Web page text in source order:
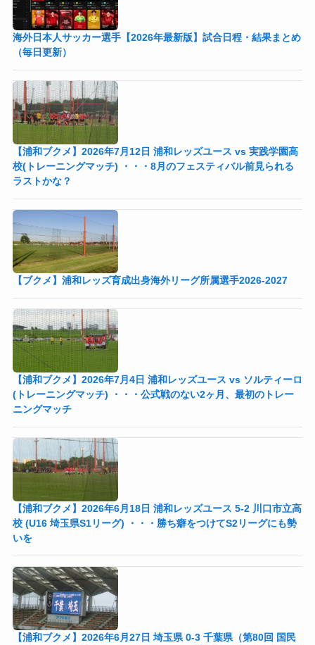
海外日本人サッカー選手【2026年最新版】試合日程・結果まとめ
（毎日更新）
【浦和ブクメ】2026年7月12日 浦和レッズユース vs 実践学園高
校(トレーニングマッチ) ・・・8月のフェスティバル前見られる
ラストかな？
【ブクメ】浦和レッズ育成出身海外リーグ所属選手2026-2027
【浦和ブクメ】2026年7月4日 浦和レッズユース vs ソルティーロ
(トレーニングマッチ) ・・・公式戦のない2ヶ月、最初のトレー
ニングマッチ
【浦和ブクメ】2026年6月18日 浦和レッズユース 5-2 川口市立高
校 (U16 埼玉県S1リーグ) ・・・勝ち癖をつけてS2リーグにも勢
いを
【浦和ブクメ】2026年6月27日 埼玉県 0-3 千葉県（第80回 国民